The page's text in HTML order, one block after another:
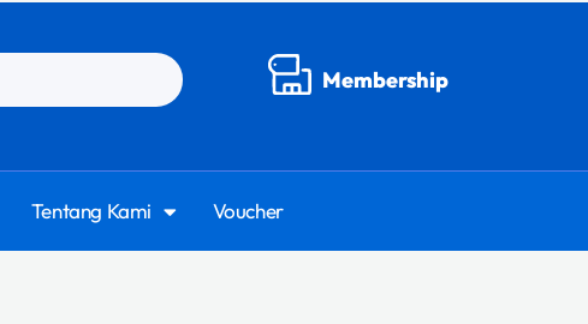
Membership
Tentang Kami Voucher